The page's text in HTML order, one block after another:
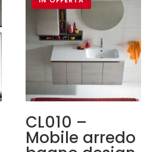
CL010 –
Mobile arredo